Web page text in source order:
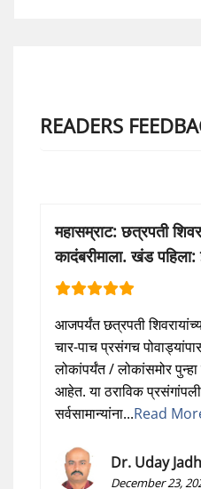
READERS
महासम्राट: छत्रपती
कादंबरीमाला. खंड
आजपर्यंत छत्रपती
चार-पाच प्रसंगच
लोकांपर्यंत / लोकांसमोर
आहेत. या ठराविक
सर्वसामान्यांना...Read
Dr. Uday
December 23,